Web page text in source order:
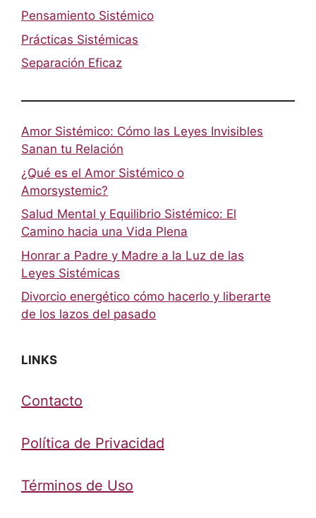
Pensamiento Sistémico
Prácticas Sistémicas
Separación Eficaz
Amor Sistémico: Cómo las Leyes Invisibles
Sanan tu Relación
¿Qué es el Amor Sistémico o
Amorsystemic?
Salud Mental y Equilibrio Sistémico: El
Camino hacia una Vida Plena
Honrar a Padre y Madre a la Luz de las
Leyes Sistémicas
Divorcio energético cómo hacerlo y liberarte
de los lazos del pasado
LINKS
Contacto
Política de Privacidad
Términos de Uso